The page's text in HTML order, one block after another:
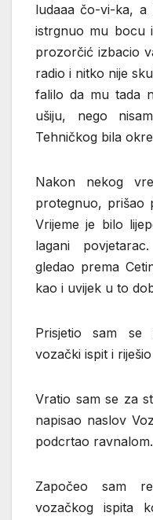
ludaaa čo-vi-ka, a
istrgnuo mu bocu
prozorčić izbacio
radio i nitko nije
falilo da mu tada
ušiju, nego
Tehničkog bila
Nakon nekog
protegnuo, prišao
Vrijeme je bilo
lagani
gledao prema
kao i uvijek u to
Prisjetio sam se
vozački ispit i
Vratio sam se za
napisao naslov
podcrtao ravnalom.
Započeo sam
vozačkog ispita